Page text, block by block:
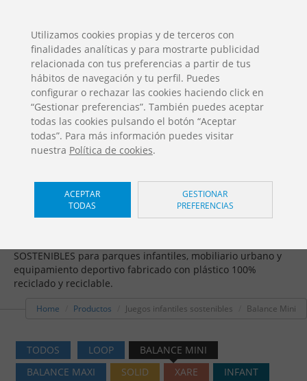
DESCARGAS
Catálogos Jolas
Juegos infantiles sostenibles /
Balance Mini
SOSTENIBLES para parques infantiles, mobiliario urbano y
equipamiento deportivo fabricado con plástico 100%
reciclado y reciclable.
Home Productos Juegos infantiles sostenibles Balance Mini
TODOS LOOP
BALANCE MINI
BALANCE MAXI
SOLID XARE
INFANT
Utilizamos cookies propias y de terceros con
finalidades analíticas y para mostrarte publicidad
relacionada con tus preferencias a partir de tus
hábitos de navegación y tu perfil. Puedes
configurar o rechazar las cookies haciendo click en
“Gestionar preferencias”. También puedes aceptar
todas las cookies pulsando el botón “Aceptar
todas”. Para más información puedes visitar
nuestra Política de cookies.
ACEPTAR
TODAS
GESTIONAR
PREFERENCIAS